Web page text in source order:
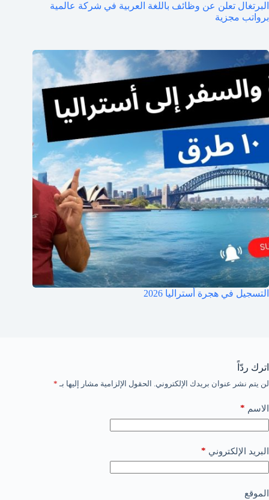
البرتغال تعلن عن وظائف باللغة العربية في شركة عالمية
برواتب مجزية
التسجيل في هجرة أستراليا 2026
اترك ردّاً
لن يتم نشر عنوان بريدك الإلكتروني. الحقول الإلزامية مشار إليها بـ *
الاسم *
البريد الإلكتروني *
الموقع